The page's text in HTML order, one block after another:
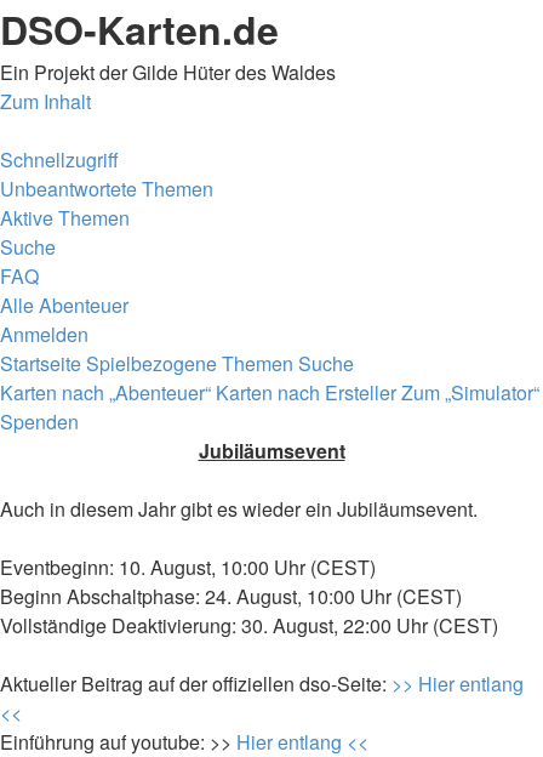
DSO-Karten.de
Ein Projekt der Gilde Hüter des Waldes
Zum Inhalt
Schnellzugriff
Unbeantwortete Themen
Aktive Themen
Suche
FAQ
Alle Abenteuer
Anmelden
StartseiteSpielbezogene Themen Suche
Karten nach „Abenteuer“ Karten nach ErstellerZum „Simulator“
Spenden
Jubiläumsevent
Auch in diesem Jahr gibt es wieder ein Jubiläumsevent.
Eventbeginn: 10. August, 10:00 Uhr (CEST)
Beginn Abschaltphase: 24. August, 10:00 Uhr (CEST)
Vollständige Deaktivierung: 30. August, 22:00 Uhr (CEST)
Aktueller Beitrag auf der offiziellen dso-Seite: >> Hier entlang
<<
Einführung auf youtube: >> Hier entlang <<